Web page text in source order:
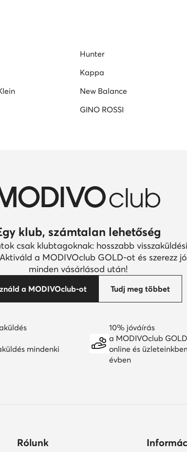
Hunter
Kappa
New Balance
GINO ROSSI
klub, számtalan lehetőség
csak klubtagoknak: hosszabb
a MODIVOclub GOLD-ot és szerezz
minden vásárlásod után!
a MODIVOclub-ot Tudj meg többet
mindenki
10% jóváírás
a MODIVOclub
online és
évben
Rólunk